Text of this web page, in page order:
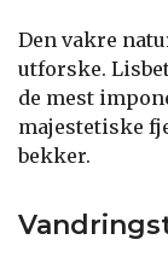
Den vakre
utforske.
de mest
majestetiske
bekker.